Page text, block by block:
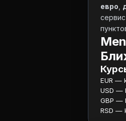
евро
EUR —
USD —
GBP —
RSD —